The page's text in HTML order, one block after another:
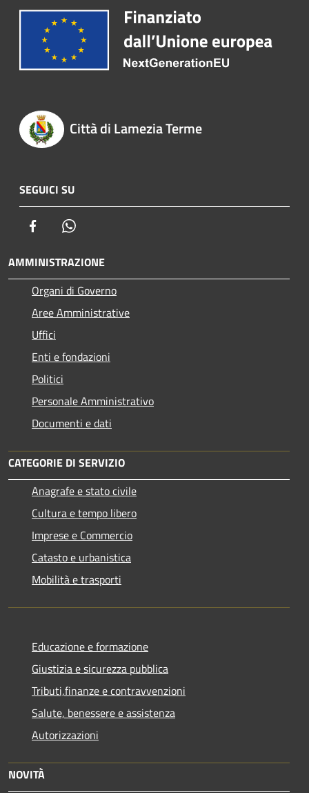
Città di Lamezia Terme
SEGUICI SU
Facebook
AMMINISTRAZIONE
Organi di Governo
Aree Amministrative
Uffici
Enti e fondazioni
Politici
Personale Amministrativo
Documenti e dati
CATEGORIE DI SERVIZIO
Anagrafe e stato civile
Cultura e tempo libero
Imprese e Commercio
Catasto e urbanistica
Mobilità e trasporti
Educazione e formazione
Giustizia e sicurezza pubblica
Tributi,finanze e contravvenzioni
Salute, benessere e assistenza
Autorizzazioni
NOVITÀ